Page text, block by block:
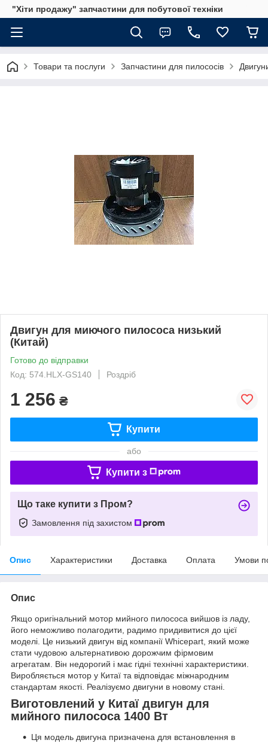
"Хіти продажу" запчастини для побутової техніки
Товари та послуги Запчастини для пилососів
Двигун для миючого пилососа низький
(Китай)
Готово до відправки
Код: 574.HLX-GS140
Роздріб
1 256 ₴
Купити
або
Купити з
Що таке купити з Пром?
Замовлення під захистом
Опис Характеристики Доставка Оплата Умови
Опис
Якщо оригінальний мотор мийного пилососа вийшов із ладу,
його неможливо полагодити, радимо придивитися до цієї
моделі. Це низький двигун від компанії Whicepart, який може
стати чудовою альтернативою дорожчим фірмовим
агрегатам. Він недорогий і має гідні технічні характеристики.
Виробляється мотор у Китаї та відповідає міжнародним
стандартам якості. Реалізуємо двигуни в новому стані.
Виготовлений у Китаї двигун для
мийного пилососа 1400 Вт
Ця модель двигуна призначена для встановлення в